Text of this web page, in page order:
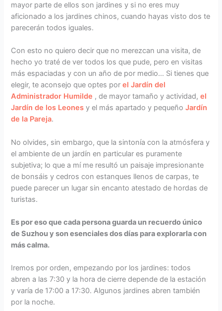
mayor parte de ellos son jardines y si no eres muy
aficionado a los jardines chinos, cuando hayas visto dos te
parecerán todos iguales.
Con esto no quiero decir que no merezcan una visita, de
hecho yo traté de ver todos los que pude, pero en visitas
más espaciadas y con un año de por medio… Si tienes que
elegir, te aconsejo que optes porel Jardín del
Administrador Humilde , de mayor tamaño y actividad,el
Jardín de los Leones y el más apartado y pequeñoJardín
de la Pareja.
No olvides, sin embargo, que la sintonía con la atmósfera y
el ambiente de un jardín en particular es puramente
subjetiva; lo que a mí me resultó un paisaje impresionante
de bonsáis y cedros con estanques llenos de carpas, te
puede parecer un lugar sin encanto atestado de hordas de
turistas.
Es por eso que cada persona guarda un recuerdo único
de Suzhou y son esenciales dos días para explorarla con
más calma.
Iremos por orden, empezando por los jardines: todos
abren a las 7:30 y la hora de cierre depende de la estación
y varía de 17:00 a 17:30. Algunos jardines abren también
por la noche.